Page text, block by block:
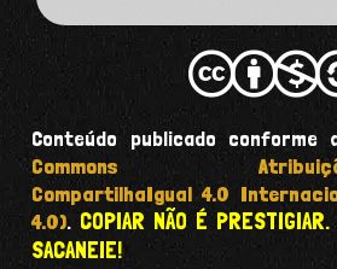
Conteúdo publicado conforme
Commons Atribuição-
CompartilhaIgual 4.0
4.0).COPIAR NÃO É
SACANEIE!